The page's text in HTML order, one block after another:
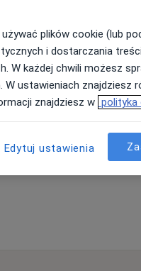
Sob,
8 Sie
Ndz,
9 Sie
w Twojej lokalizacji.
z kalendarzem
plików cookie (lub
i dostarczania
W każdej chwili możesz
ustawieniach znajdziesz
znajdziesz w polityka
Edytuj ustawienia